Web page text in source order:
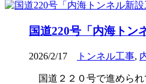
国道220号「内海トン
2026/2/17 トンネル工事,
国道２２０号で進められ